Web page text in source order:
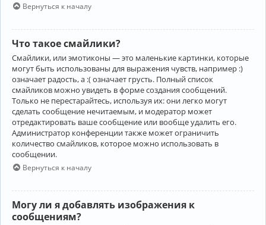
Вернуться к началу
Что такое смайлики?
Смайлики, или эмотиконы — это маленькие картинки, которые
могут быть использованы для выражения чувств, например :)
означает радость, а :( означает грусть. Полный список
смайликов можно увидеть в форме создания сообщений.
Только не перестарайтесь, используя их: они легко могут
сделать сообщение нечитаемым, и модератор может
отредактировать ваше сообщение или вообще удалить его.
Администратор конференции также может ограничить
количество смайликов, которое можно использовать в
сообщении.
Вернуться к началу
Могу ли я добавлять изображения к
сообщениям?